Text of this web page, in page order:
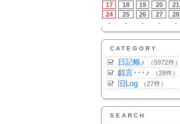
17
18 19 20 21
24
25 26 27 28
-
- - - -
CATEGORY
日記帳♪ （5972件）
戯言･･･♪ （28件）
旧Log （27件）
SEARCH